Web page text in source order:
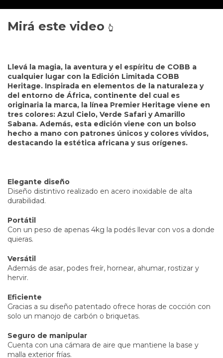
Mirá este video 👆
Llevá la magia, la aventura y el espíritu de COBB a
cualquier lugar con la Edición Limitada COBB
Heritage. Inspirada en elementos de la naturaleza y
del entorno de África, continente del cual es
originaria la marca, la línea Premier Heritage viene en
tres colores: Azul Cielo, Verde Safari y Amarillo
Sabana. Además, esta edición viene con un bolso
hecho a mano con patrones únicos y colores vívidos,
destacando la estética africana y sus orígenes.
Elegante diseño
Diseño distintivo realizado en acero inoxidable de alta
durabilidad.
Portátil
Con un peso de apenas 4kg la podés llevar con vos a donde
quieras.
Versátil
Además de asar, podes freír, hornear, ahumar, rostizar y
hervir.
Eficiente
Gracias a su diseño patentado ofrece horas de cocción con
solo un manojo de carbón o briquetas.
Seguro de manipular
Cuenta con una cámara de aire que mantiene la base y
malla exterior frías.